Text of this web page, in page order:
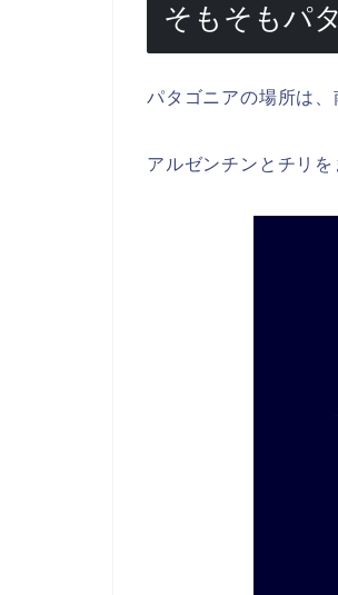
そもそもパ
パタゴニアの場所は
アルゼンチンとチリ